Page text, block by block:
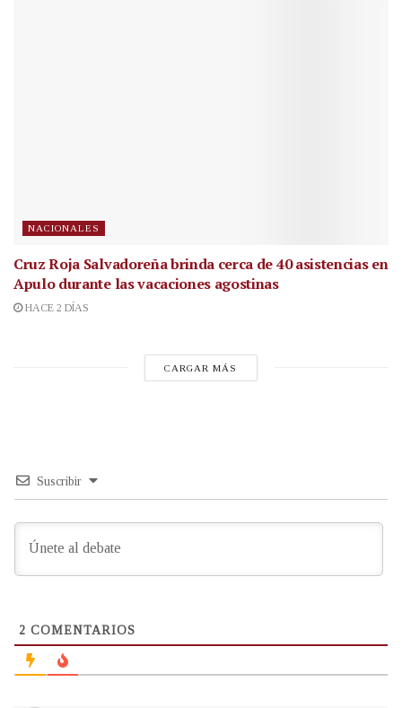
NACIONALES
Cruz Roja Salvadoreña brinda cerca de 40 asistencias en
Apulo durante las vacaciones agostinas
HACE 2 DÍAS
CARGAR MÁS
Suscribir
2 COMENTARIOS